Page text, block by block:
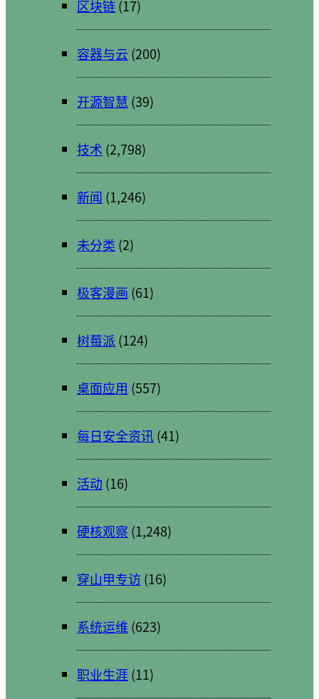
区块链(17)
容器与云 (200)
开源智慧 (39)
技术 (2,798)
新闻 (1,246)
未分类 (2)
极客漫画 (61)
树莓派 (124)
桌面应用 (557)
每日安全资讯(41)
活动 (16)
硬核观察 (1,248)
穿山甲专访(16)
系统运维 (623)
职业生涯(11)